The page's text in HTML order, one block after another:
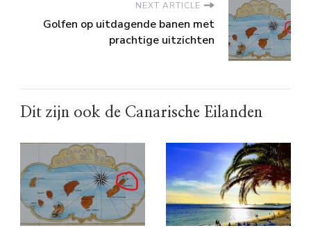
NEXT ARTICLE
Golfen op uitdagende banen met
prachtige uitzichten
Dit zijn ook de Canarische Eilanden